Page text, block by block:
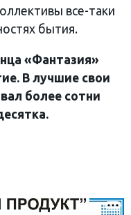
все-таки
бытия.
«Фантазия»
В лучшие свои
более сотни